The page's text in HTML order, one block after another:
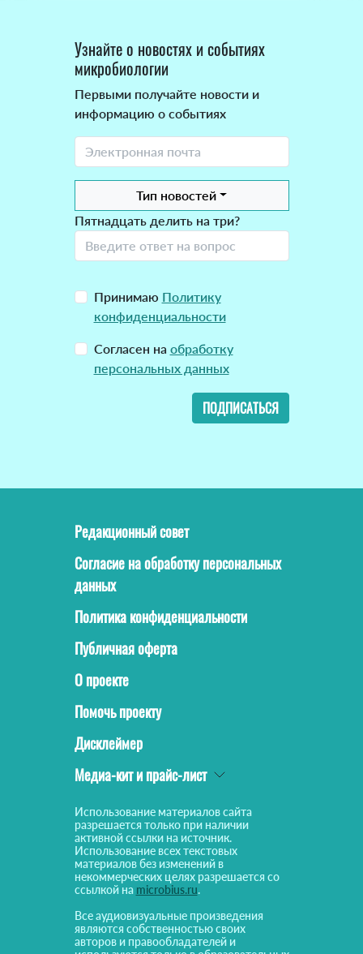
Узнайте о новостях и событиях
микробиологии
Первыми получайте новости и
информацию о событиях
Тип новостей
Пятнадцать делить на три?
Принимаю Политику
конфиденциальности
Согласен на обработку
персональных данных
ПОДПИСАТЬСЯ
Редакционный совет
Согласие на обработку персональных
данных
Политика конфиденциальности
Публичная оферта
О проекте
Помочь проекту
Дисклеймер
Медиа-кит и прайс-лист
Использование материалов сайта
разрешается только при наличии
активной ссылки на источник.
Использование всех текстовых
материалов без изменений в
некоммерческих целях разрешается со
ссылкой на microbius.ru.
Все аудиовизуальные произведения
являются собственностью своих
авторов и правообладателей и